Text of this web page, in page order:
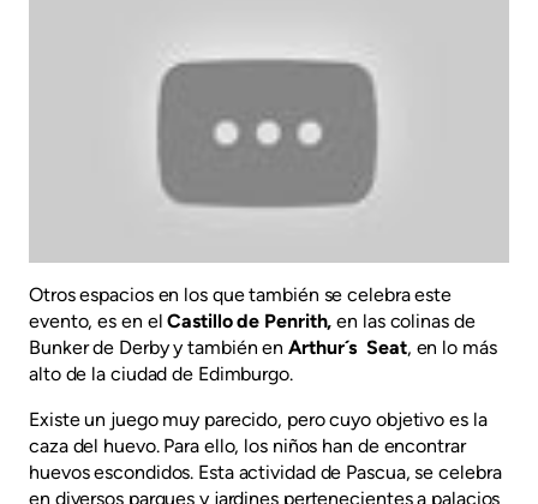
Otros espacios en los que también se celebra este
evento, es en elCastillo de Penrith,en las colinas de
Bunker de Derby y también enArthur´s Seat, en lo más
alto de la ciudad de Edimburgo.
Existe un juego muy parecido, pero cuyo objetivo es la
caza del huevo. Para ello, los niños han de encontrar
huevos escondidos. Esta actividad de Pascua, se celebra
en diversos parques y jardines pertenecientes a palacios